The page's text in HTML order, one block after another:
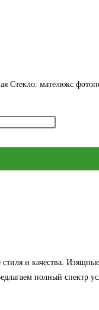
Стекло: мателюкс
и качества.
полный спектр